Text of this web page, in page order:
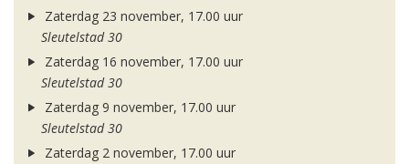
Zaterdag 23 november, 17.00 uur
Sleutelstad 30
Zaterdag 16 november, 17.00 uur
Sleutelstad 30
Zaterdag 9 november, 17.00 uur
Sleutelstad 30
Zaterdag 2 november, 17.00 uur